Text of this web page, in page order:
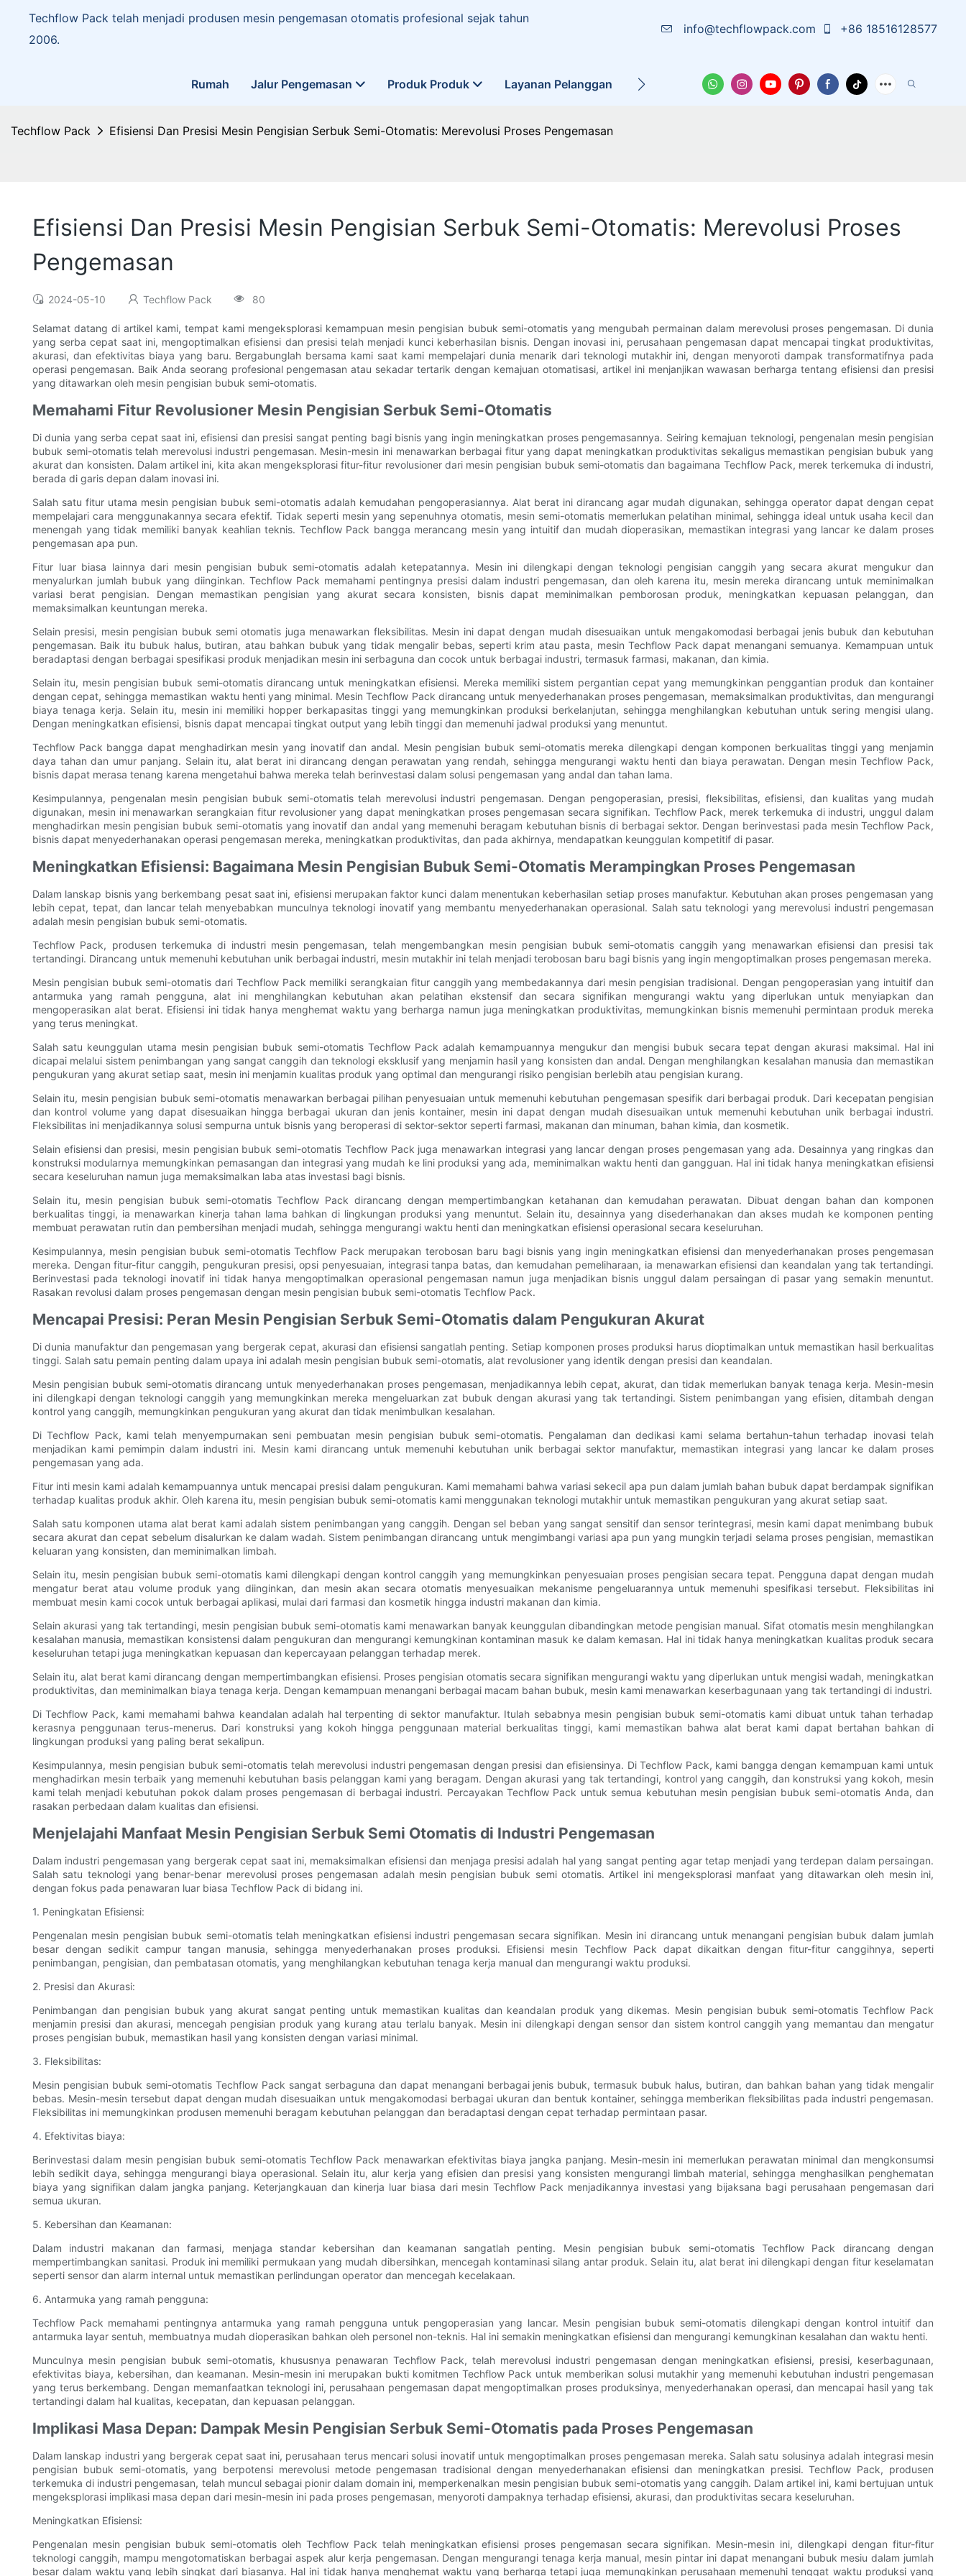
Techflow Pack telah menjadi produsen mesin pengemasan otomatis profesional sejak tahun
2006.
info@techflowpack.com +86 18516128577
Rumah Jalur Pengemasan Produk Produk Layanan Pelanggan Larutan Tentang Kami Wadah Pelindung
Techflow Pack Efisiensi Dan Presisi Mesin Pengisian Serbuk Semi-Otomatis: Merevolusi Proses Pengemasan
Efisiensi Dan Presisi Mesin Pengisian Serbuk Semi-Otomatis: Merevolusi Proses
Pengemasan
2024-05-10 Techflow Pack 80
Selamat datang di artikel kami, tempat kami mengeksplorasi kemampuan mesin pengisian bubuk semi-otomatis yang mengubah permainan dalam merevolusi proses pengemasan. Di dunia
yang serba cepat saat ini, mengoptimalkan efisiensi dan presisi telah menjadi kunci keberhasilan bisnis. Dengan inovasi ini, perusahaan pengemasan dapat mencapai tingkat produktivitas,
akurasi, dan efektivitas biaya yang baru. Bergabunglah bersama kami saat kami mempelajari dunia menarik dari teknologi mutakhir ini, dengan menyoroti dampak transformatifnya pada
operasi pengemasan. Baik Anda seorang profesional pengemasan atau sekadar tertarik dengan kemajuan otomatisasi, artikel ini menjanjikan wawasan berharga tentang efisiensi dan presisi
yang ditawarkan oleh mesin pengisian bubuk semi-otomatis.
Memahami Fitur Revolusioner Mesin Pengisian Serbuk Semi-Otomatis
Di dunia yang serba cepat saat ini, efisiensi dan presisi sangat penting bagi bisnis yang ingin meningkatkan proses pengemasannya. Seiring kemajuan teknologi, pengenalan mesin pengisian
bubuk semi-otomatis telah merevolusi industri pengemasan. Mesin-mesin ini menawarkan berbagai fitur yang dapat meningkatkan produktivitas sekaligus memastikan pengisian bubuk yang
akurat dan konsisten. Dalam artikel ini, kita akan mengeksplorasi fitur-fitur revolusioner dari mesin pengisian bubuk semi-otomatis dan bagaimana Techflow Pack, merek terkemuka di industri,
berada di garis depan dalam inovasi ini.
Salah satu fitur utama mesin pengisian bubuk semi-otomatis adalah kemudahan pengoperasiannya. Alat berat ini dirancang agar mudah digunakan, sehingga operator dapat dengan cepat
mempelajari cara menggunakannya secara efektif. Tidak seperti mesin yang sepenuhnya otomatis, mesin semi-otomatis memerlukan pelatihan minimal, sehingga ideal untuk usaha kecil dan
menengah yang tidak memiliki banyak keahlian teknis. Techflow Pack bangga merancang mesin yang intuitif dan mudah dioperasikan, memastikan integrasi yang lancar ke dalam proses
pengemasan apa pun.
Fitur luar biasa lainnya dari mesin pengisian bubuk semi-otomatis adalah ketepatannya. Mesin ini dilengkapi dengan teknologi pengisian canggih yang secara akurat mengukur dan
menyalurkan jumlah bubuk yang diinginkan. Techflow Pack memahami pentingnya presisi dalam industri pengemasan, dan oleh karena itu, mesin mereka dirancang untuk meminimalkan
variasi berat pengisian. Dengan memastikan pengisian yang akurat secara konsisten, bisnis dapat meminimalkan pemborosan produk, meningkatkan kepuasan pelanggan, dan
memaksimalkan keuntungan mereka.
Selain presisi, mesin pengisian bubuk semi otomatis juga menawarkan fleksibilitas. Mesin ini dapat dengan mudah disesuaikan untuk mengakomodasi berbagai jenis bubuk dan kebutuhan
pengemasan. Baik itu bubuk halus, butiran, atau bahkan bubuk yang tidak mengalir bebas, seperti krim atau pasta, mesin Techflow Pack dapat menangani semuanya. Kemampuan untuk
beradaptasi dengan berbagai spesifikasi produk menjadikan mesin ini serbaguna dan cocok untuk berbagai industri, termasuk farmasi, makanan, dan kimia.
Selain itu, mesin pengisian bubuk semi-otomatis dirancang untuk meningkatkan efisiensi. Mereka memiliki sistem pergantian cepat yang memungkinkan penggantian produk dan kontainer
dengan cepat, sehingga memastikan waktu henti yang minimal. Mesin Techflow Pack dirancang untuk menyederhanakan proses pengemasan, memaksimalkan produktivitas, dan mengurangi
biaya tenaga kerja. Selain itu, mesin ini memiliki hopper berkapasitas tinggi yang memungkinkan produksi berkelanjutan, sehingga menghilangkan kebutuhan untuk sering mengisi ulang.
Dengan meningkatkan efisiensi, bisnis dapat mencapai tingkat output yang lebih tinggi dan memenuhi jadwal produksi yang menuntut.
Techflow Pack bangga dapat menghadirkan mesin yang inovatif dan andal. Mesin pengisian bubuk semi-otomatis mereka dilengkapi dengan komponen berkualitas tinggi yang menjamin
daya tahan dan umur panjang. Selain itu, alat berat ini dirancang dengan perawatan yang rendah, sehingga mengurangi waktu henti dan biaya perawatan. Dengan mesin Techflow Pack,
bisnis dapat merasa tenang karena mengetahui bahwa mereka telah berinvestasi dalam solusi pengemasan yang andal dan tahan lama.
Kesimpulannya, pengenalan mesin pengisian bubuk semi-otomatis telah merevolusi industri pengemasan. Dengan pengoperasian, presisi, fleksibilitas, efisiensi, dan kualitas yang mudah
digunakan, mesin ini menawarkan serangkaian fitur revolusioner yang dapat meningkatkan proses pengemasan secara signifikan. Techflow Pack, merek terkemuka di industri, unggul dalam
menghadirkan mesin pengisian bubuk semi-otomatis yang inovatif dan andal yang memenuhi beragam kebutuhan bisnis di berbagai sektor. Dengan berinvestasi pada mesin Techflow Pack,
bisnis dapat menyederhanakan operasi pengemasan mereka, meningkatkan produktivitas, dan pada akhirnya, mendapatkan keunggulan kompetitif di pasar.
Meningkatkan Efisiensi: Bagaimana Mesin Pengisian Bubuk Semi-Otomatis Merampingkan Proses Pengemasan
Dalam lanskap bisnis yang berkembang pesat saat ini, efisiensi merupakan faktor kunci dalam menentukan keberhasilan setiap proses manufaktur. Kebutuhan akan proses pengemasan yang
lebih cepat, tepat, dan lancar telah menyebabkan munculnya teknologi inovatif yang membantu menyederhanakan operasional. Salah satu teknologi yang merevolusi industri pengemasan
adalah mesin pengisian bubuk semi-otomatis.
Techflow Pack, produsen terkemuka di industri mesin pengemasan, telah mengembangkan mesin pengisian bubuk semi-otomatis canggih yang menawarkan efisiensi dan presisi tak
tertandingi. Dirancang untuk memenuhi kebutuhan unik berbagai industri, mesin mutakhir ini telah menjadi terobosan baru bagi bisnis yang ingin mengoptimalkan proses pengemasan mereka.
Mesin pengisian bubuk semi-otomatis dari Techflow Pack memiliki serangkaian fitur canggih yang membedakannya dari mesin pengisian tradisional. Dengan pengoperasian yang intuitif dan
antarmuka yang ramah pengguna, alat ini menghilangkan kebutuhan akan pelatihan ekstensif dan secara signifikan mengurangi waktu yang diperlukan untuk menyiapkan dan
mengoperasikan alat berat. Efisiensi ini tidak hanya menghemat waktu yang berharga namun juga meningkatkan produktivitas, memungkinkan bisnis memenuhi permintaan produk mereka
yang terus meningkat.
Salah satu keunggulan utama mesin pengisian bubuk semi-otomatis Techflow Pack adalah kemampuannya mengukur dan mengisi bubuk secara tepat dengan akurasi maksimal. Hal ini
dicapai melalui sistem penimbangan yang sangat canggih dan teknologi eksklusif yang menjamin hasil yang konsisten dan andal. Dengan menghilangkan kesalahan manusia dan memastikan
pengukuran yang akurat setiap saat, mesin ini menjamin kualitas produk yang optimal dan mengurangi risiko pengisian berlebih atau pengisian kurang.
Selain itu, mesin pengisian bubuk semi-otomatis menawarkan berbagai pilihan penyesuaian untuk memenuhi kebutuhan pengemasan spesifik dari berbagai produk. Dari kecepatan pengisian
dan kontrol volume yang dapat disesuaikan hingga berbagai ukuran dan jenis kontainer, mesin ini dapat dengan mudah disesuaikan untuk memenuhi kebutuhan unik berbagai industri.
Fleksibilitas ini menjadikannya solusi sempurna untuk bisnis yang beroperasi di sektor-sektor seperti farmasi, makanan dan minuman, bahan kimia, dan kosmetik.
Selain efisiensi dan presisi, mesin pengisian bubuk semi-otomatis Techflow Pack juga menawarkan integrasi yang lancar dengan proses pengemasan yang ada. Desainnya yang ringkas dan
konstruksi modularnya memungkinkan pemasangan dan integrasi yang mudah ke lini produksi yang ada, meminimalkan waktu henti dan gangguan. Hal ini tidak hanya meningkatkan efisiensi
secara keseluruhan namun juga memaksimalkan laba atas investasi bagi bisnis.
Selain itu, mesin pengisian bubuk semi-otomatis Techflow Pack dirancang dengan mempertimbangkan ketahanan dan kemudahan perawatan. Dibuat dengan bahan dan komponen
berkualitas tinggi, ia menawarkan kinerja tahan lama bahkan di lingkungan produksi yang menuntut. Selain itu, desainnya yang disederhanakan dan akses mudah ke komponen penting
membuat perawatan rutin dan pembersihan menjadi mudah, sehingga mengurangi waktu henti dan meningkatkan efisiensi operasional secara keseluruhan.
Kesimpulannya, mesin pengisian bubuk semi-otomatis Techflow Pack merupakan terobosan baru bagi bisnis yang ingin meningkatkan efisiensi dan menyederhanakan proses pengemasan
mereka. Dengan fitur-fitur canggih, pengukuran presisi, opsi penyesuaian, integrasi tanpa batas, dan kemudahan pemeliharaan, ia menawarkan efisiensi dan keandalan yang tak tertandingi.
Berinvestasi pada teknologi inovatif ini tidak hanya mengoptimalkan operasional pengemasan namun juga menjadikan bisnis unggul dalam persaingan di pasar yang semakin menuntut.
Rasakan revolusi dalam proses pengemasan dengan mesin pengisian bubuk semi-otomatis Techflow Pack.
Mencapai Presisi: Peran Mesin Pengisian Serbuk Semi-Otomatis dalam Pengukuran Akurat
Di dunia manufaktur dan pengemasan yang bergerak cepat, akurasi dan efisiensi sangatlah penting. Setiap komponen proses produksi harus dioptimalkan untuk memastikan hasil berkualitas
tinggi. Salah satu pemain penting dalam upaya ini adalah mesin pengisian bubuk semi-otomatis, alat revolusioner yang identik dengan presisi dan keandalan.
Mesin pengisian bubuk semi-otomatis dirancang untuk menyederhanakan proses pengemasan, menjadikannya lebih cepat, akurat, dan tidak memerlukan banyak tenaga kerja. Mesin-mesin
ini dilengkapi dengan teknologi canggih yang memungkinkan mereka mengeluarkan zat bubuk dengan akurasi yang tak tertandingi. Sistem penimbangan yang efisien, ditambah dengan
kontrol yang canggih, memungkinkan pengukuran yang akurat dan tidak menimbulkan kesalahan.
Di Techflow Pack, kami telah menyempurnakan seni pembuatan mesin pengisian bubuk semi-otomatis. Pengalaman dan dedikasi kami selama bertahun-tahun terhadap inovasi telah
menjadikan kami pemimpin dalam industri ini. Mesin kami dirancang untuk memenuhi kebutuhan unik berbagai sektor manufaktur, memastikan integrasi yang lancar ke dalam proses
pengemasan yang ada.
Fitur inti mesin kami adalah kemampuannya untuk mencapai presisi dalam pengukuran. Kami memahami bahwa variasi sekecil apa pun dalam jumlah bahan bubuk dapat berdampak signifikan
terhadap kualitas produk akhir. Oleh karena itu, mesin pengisian bubuk semi-otomatis kami menggunakan teknologi mutakhir untuk memastikan pengukuran yang akurat setiap saat.
Salah satu komponen utama alat berat kami adalah sistem penimbangan yang canggih. Dengan sel beban yang sangat sensitif dan sensor terintegrasi, mesin kami dapat menimbang bubuk
secara akurat dan cepat sebelum disalurkan ke dalam wadah. Sistem penimbangan dirancang untuk mengimbangi variasi apa pun yang mungkin terjadi selama proses pengisian, memastikan
keluaran yang konsisten, dan meminimalkan limbah.
Selain itu, mesin pengisian bubuk semi-otomatis kami dilengkapi dengan kontrol canggih yang memungkinkan penyesuaian proses pengisian secara tepat. Pengguna dapat dengan mudah
mengatur berat atau volume produk yang diinginkan, dan mesin akan secara otomatis menyesuaikan mekanisme pengeluarannya untuk memenuhi spesifikasi tersebut. Fleksibilitas ini
membuat mesin kami cocok untuk berbagai aplikasi, mulai dari farmasi dan kosmetik hingga industri makanan dan kimia.
Selain akurasi yang tak tertandingi, mesin pengisian bubuk semi-otomatis kami menawarkan banyak keunggulan dibandingkan metode pengisian manual. Sifat otomatis mesin menghilangkan
kesalahan manusia, memastikan konsistensi dalam pengukuran dan mengurangi kemungkinan kontaminan masuk ke dalam kemasan. Hal ini tidak hanya meningkatkan kualitas produk secara
keseluruhan tetapi juga meningkatkan kepuasan dan kepercayaan pelanggan terhadap merek.
Selain itu, alat berat kami dirancang dengan mempertimbangkan efisiensi. Proses pengisian otomatis secara signifikan mengurangi waktu yang diperlukan untuk mengisi wadah, meningkatkan
produktivitas, dan meminimalkan biaya tenaga kerja. Dengan kemampuan menangani berbagai macam bahan bubuk, mesin kami menawarkan keserbagunaan yang tak tertandingi di industri.
Di Techflow Pack, kami memahami bahwa keandalan adalah hal terpenting di sektor manufaktur. Itulah sebabnya mesin pengisian bubuk semi-otomatis kami dibuat untuk tahan terhadap
kerasnya penggunaan terus-menerus. Dari konstruksi yang kokoh hingga penggunaan material berkualitas tinggi, kami memastikan bahwa alat berat kami dapat bertahan bahkan di
lingkungan produksi yang paling berat sekalipun.
Kesimpulannya, mesin pengisian bubuk semi-otomatis telah merevolusi industri pengemasan dengan presisi dan efisiensinya. Di Techflow Pack, kami bangga dengan kemampuan kami untuk
menghadirkan mesin terbaik yang memenuhi kebutuhan basis pelanggan kami yang beragam. Dengan akurasi yang tak tertandingi, kontrol yang canggih, dan konstruksi yang kokoh, mesin
kami telah menjadi kebutuhan pokok dalam proses pengemasan di berbagai industri. Percayakan Techflow Pack untuk semua kebutuhan mesin pengisian bubuk semi-otomatis Anda, dan
rasakan perbedaan dalam kualitas dan efisiensi.
Menjelajahi Manfaat Mesin Pengisian Serbuk Semi Otomatis di Industri Pengemasan
Dalam industri pengemasan yang bergerak cepat saat ini, memaksimalkan efisiensi dan menjaga presisi adalah hal yang sangat penting agar tetap menjadi yang terdepan dalam persaingan.
Salah satu teknologi yang benar-benar merevolusi proses pengemasan adalah mesin pengisian bubuk semi otomatis. Artikel ini mengeksplorasi manfaat yang ditawarkan oleh mesin ini,
dengan fokus pada penawaran luar biasa Techflow Pack di bidang ini.
1. Peningkatan Efisiensi:
Pengenalan mesin pengisian bubuk semi-otomatis telah meningkatkan efisiensi industri pengemasan secara signifikan. Mesin ini dirancang untuk menangani pengisian bubuk dalam jumlah
besar dengan sedikit campur tangan manusia, sehingga menyederhanakan proses produksi. Efisiensi mesin Techflow Pack dapat dikaitkan dengan fitur-fitur canggihnya, seperti
penimbangan, pengisian, dan pembatasan otomatis, yang menghilangkan kebutuhan tenaga kerja manual dan mengurangi waktu produksi.
2. Presisi dan Akurasi:
Penimbangan dan pengisian bubuk yang akurat sangat penting untuk memastikan kualitas dan keandalan produk yang dikemas. Mesin pengisian bubuk semi-otomatis Techflow Pack
menjamin presisi dan akurasi, mencegah pengisian produk yang kurang atau terlalu banyak. Mesin ini dilengkapi dengan sensor dan sistem kontrol canggih yang memantau dan mengatur
proses pengisian bubuk, memastikan hasil yang konsisten dengan variasi minimal.
3. Fleksibilitas:
Mesin pengisian bubuk semi-otomatis Techflow Pack sangat serbaguna dan dapat menangani berbagai jenis bubuk, termasuk bubuk halus, butiran, dan bahkan bahan yang tidak mengalir
bebas. Mesin-mesin tersebut dapat dengan mudah disesuaikan untuk mengakomodasi berbagai ukuran dan bentuk kontainer, sehingga memberikan fleksibilitas pada industri pengemasan.
Fleksibilitas ini memungkinkan produsen memenuhi beragam kebutuhan pelanggan dan beradaptasi dengan cepat terhadap permintaan pasar.
4. Efektivitas biaya:
Berinvestasi dalam mesin pengisian bubuk semi-otomatis Techflow Pack menawarkan efektivitas biaya jangka panjang. Mesin-mesin ini memerlukan perawatan minimal dan mengkonsumsi
lebih sedikit daya, sehingga mengurangi biaya operasional. Selain itu, alur kerja yang efisien dan presisi yang konsisten mengurangi limbah material, sehingga menghasilkan penghematan
biaya yang signifikan dalam jangka panjang. Keterjangkauan dan kinerja luar biasa dari mesin Techflow Pack menjadikannya investasi yang bijaksana bagi perusahaan pengemasan dari
semua ukuran.
5. Kebersihan dan Keamanan:
Dalam industri makanan dan farmasi, menjaga standar kebersihan dan keamanan sangatlah penting. Mesin pengisian bubuk semi-otomatis Techflow Pack dirancang dengan
mempertimbangkan sanitasi. Produk ini memiliki permukaan yang mudah dibersihkan, mencegah kontaminasi silang antar produk. Selain itu, alat berat ini dilengkapi dengan fitur keselamatan
seperti sensor dan alarm internal untuk memastikan perlindungan operator dan mencegah kecelakaan.
6. Antarmuka yang ramah pengguna:
Techflow Pack memahami pentingnya antarmuka yang ramah pengguna untuk pengoperasian yang lancar. Mesin pengisian bubuk semi-otomatis dilengkapi dengan kontrol intuitif dan
antarmuka layar sentuh, membuatnya mudah dioperasikan bahkan oleh personel non-teknis. Hal ini semakin meningkatkan efisiensi dan mengurangi kemungkinan kesalahan dan waktu henti.
Munculnya mesin pengisian bubuk semi-otomatis, khususnya penawaran Techflow Pack, telah merevolusi industri pengemasan dengan meningkatkan efisiensi, presisi, keserbagunaan,
efektivitas biaya, kebersihan, dan keamanan. Mesin-mesin ini merupakan bukti komitmen Techflow Pack untuk memberikan solusi mutakhir yang memenuhi kebutuhan industri pengemasan
yang terus berkembang. Dengan memanfaatkan teknologi ini, perusahaan pengemasan dapat mengoptimalkan proses produksinya, menyederhanakan operasi, dan mencapai hasil yang tak
tertandingi dalam hal kualitas, kecepatan, dan kepuasan pelanggan.
Implikasi Masa Depan: Dampak Mesin Pengisian Serbuk Semi-Otomatis pada Proses Pengemasan
Dalam lanskap industri yang bergerak cepat saat ini, perusahaan terus mencari solusi inovatif untuk mengoptimalkan proses pengemasan mereka. Salah satu solusinya adalah integrasi mesin
pengisian bubuk semi-otomatis, yang berpotensi merevolusi metode pengemasan tradisional dengan menyederhanakan efisiensi dan meningkatkan presisi. Techflow Pack, produsen
terkemuka di industri pengemasan, telah muncul sebagai pionir dalam domain ini, memperkenalkan mesin pengisian bubuk semi-otomatis yang canggih. Dalam artikel ini, kami bertujuan untuk
mengeksplorasi implikasi masa depan dari mesin-mesin ini pada proses pengemasan, menyoroti dampaknya terhadap efisiensi, akurasi, dan produktivitas secara keseluruhan.
Meningkatkan Efisiensi:
Pengenalan mesin pengisian bubuk semi-otomatis oleh Techflow Pack telah meningkatkan efisiensi proses pengemasan secara signifikan. Mesin-mesin ini, dilengkapi dengan fitur-fitur
teknologi canggih, mampu mengotomatiskan berbagai aspek alur kerja pengemasan. Dengan mengurangi tenaga kerja manual, mesin pintar ini dapat menangani bubuk mesiu dalam jumlah
besar dalam waktu yang lebih singkat dari biasanya. Hal ini tidak hanya menghemat waktu yang berharga tetapi juga memungkinkan perusahaan memenuhi tenggat waktu produksi yang